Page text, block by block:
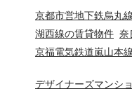
京都市営地下鉄烏丸
湖西線の賃貸物件 奈
京福電気鉄道嵐山本
デザイナーズマンシ